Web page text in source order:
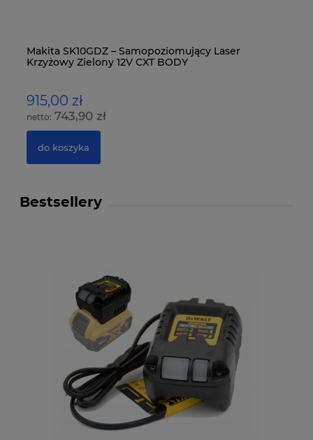
Makita SK10GDZ – Samopoziomujący Laser
Krzyżowy Zielony 12V CXT BODY
915,00 zł
743,90 zł
do koszyka
Bestsellery